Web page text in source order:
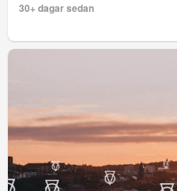
30+ dagar sedan